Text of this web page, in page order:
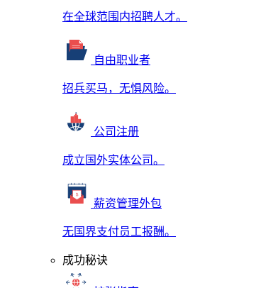
在全球范围内招聘人才。
自由职业者
招兵买马，无惧风险。
公司注册
成立国外实体公司。
薪资管理外包
无国界支付员工报酬。
成功秘诀